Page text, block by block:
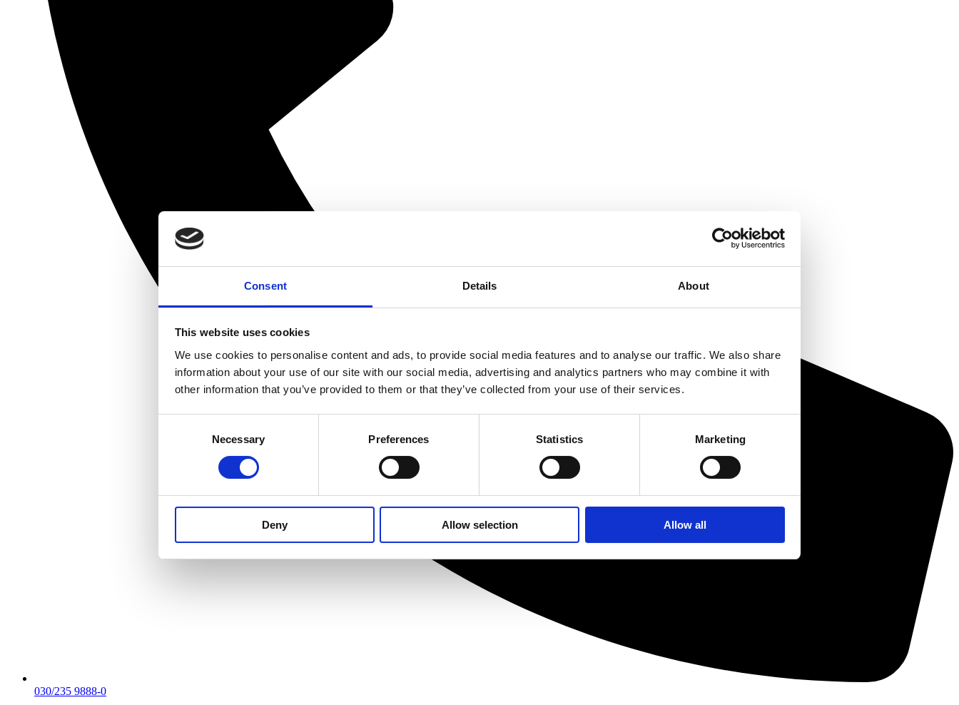
Consent Details About
This website uses cookies
We use cookies to personalise content and ads, to provide social media features and to analyse our traffic. We also share
information about your use of our site with our social media, advertising and analytics partners who may combine it with
other information that you’ve provided to them or that they’ve collected from your use of their services.
Necessary Preferences Statistics Marketing
Deny Allow selection Allow all
030/235 9888-0